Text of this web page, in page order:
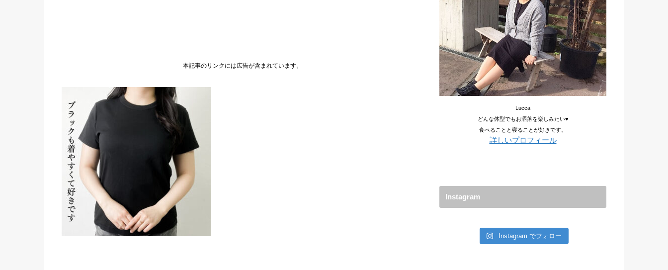
本記事のリンクには広告が含まれています。
Lucca
どんな体型でもお洒落を楽しみたい♥
食べることと寝ることが好きです。
詳しいプロフィール
Instagram
Instagram でフォロー